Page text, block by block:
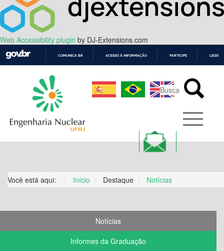
Web Accessibility plugin by DJ-Extensions.com
CONTEÚDO
COMUNICA BR ACESSO À INFORMAÇÃO PARTICIPE
Você está aqui: Início Destaque Notícias
Notícias
Informes da Graduação